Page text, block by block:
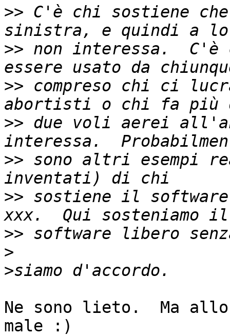
>> C'è chi sostiene
>> non interessa.  C'è
>> compreso chi ci
>> due voli aerei
>> sono altri esempi
>> sostiene il
>>
>
>
Ne sono lieto.  Ma
male :)